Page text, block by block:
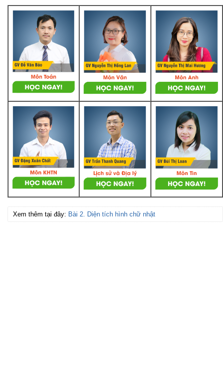
Xem thêm tại đây: Bài 2. Diện tích hình chữ nhật